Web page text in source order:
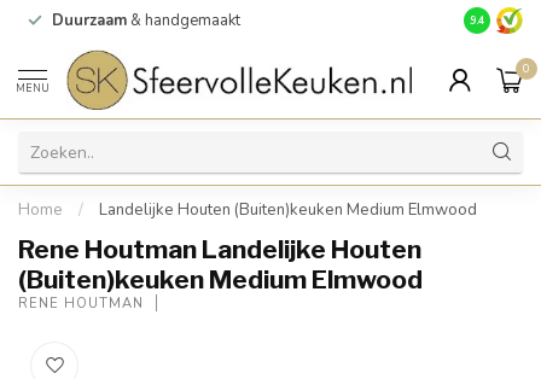
Duurzaam & handgemaakt Gratis
9.4
MENU
0
Home / Landelijke Houten (Buiten)keuken Medium Elmwood
Rene Houtman Landelijke Houten
(Buiten)keuken Medium Elmwood
RENE HOUTMAN